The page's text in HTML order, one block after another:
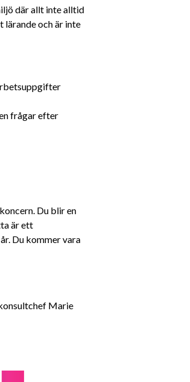
där allt inte alltid
och är inte
frågar efter
Du blir en
är ett
Du kommer vara
Marie